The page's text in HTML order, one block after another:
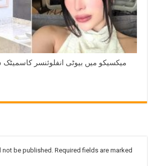
میکسیکو میں بیوٹی انفلوئنسر
be published. Required fields are marked